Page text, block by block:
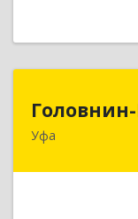
Уфа450006,